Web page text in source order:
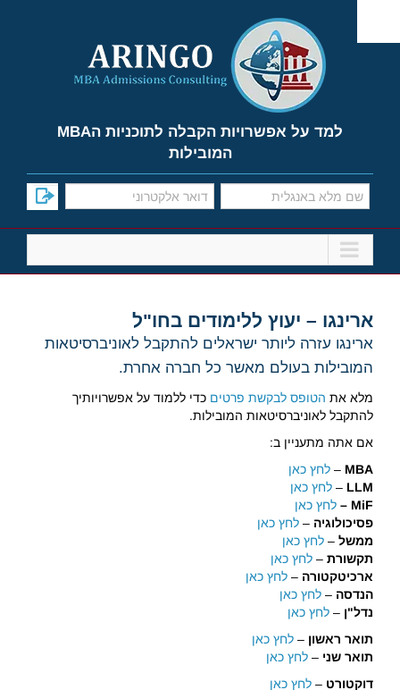
content
למד על אפשרויות הקבלה לתוכניות הMBA
המובילות
ארינגו – יעוץ ללימודים בחו"ל
ארינגו עזרה ליותר ישראלים להתקבל לאוניברסיטאות
המובילות בעולם מאשר כל חברה אחרת.
מלא את הטופס לבקשת פרטים כדי ללמוד על אפשרויותיך
להתקבל לאוניברסיטאות המובילות.
אם אתה מתעניין ב:
MBA
– לחץ כאן
LLM
– לחץ כאן
MiF –
לחץ כאן
פסיכולוגיה – לחץ כאן
ממשל– לחץ כאן
תקשורת– לחץ כאן
ארכיטקטורה – לחץ כאן
הנדסה – לחץ כאן
נדל"ן – לחץ כאן
תואר ראשון – לחץ כאן
תואר שני – לחץ כאן
דוקטורט – לחץ כאן